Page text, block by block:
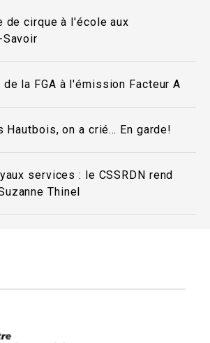
de cirque à l'école aux
la FGA à l'émission Facteur A
Hautbois, on a crié… En garde!
services : le CSSRDN rend
Thinel